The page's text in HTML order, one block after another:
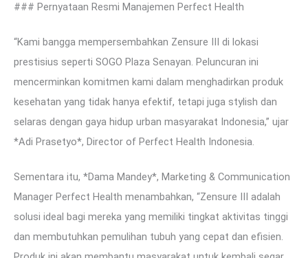
### Pernyataan Resmi Manajemen Perfect Health
“Kami bangga mempersembahkan Zensure III di lokasi
prestisius seperti SOGO Plaza Senayan. Peluncuran ini
mencerminkan komitmen kami dalam menghadirkan produk
kesehatan yang tidak hanya efektif, tetapi juga stylish dan
selaras dengan gaya hidup urban masyarakat Indonesia,” ujar
*Adi Prasetyo*, Director of Perfect Health Indonesia.
Sementara itu, *Dama Mandey*, Marketing & Communication
Manager Perfect Health menambahkan, “Zensure III adalah
solusi ideal bagi mereka yang memiliki tingkat aktivitas tinggi
dan membutuhkan pemulihan tubuh yang cepat dan efisien.